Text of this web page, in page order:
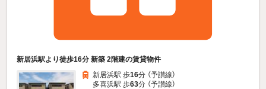
新居浜駅より徒歩16分 新築 2階建の賃貸物件
新居浜駅 歩16分 （予讃線）
多喜浜駅 歩63分 （予讃線）